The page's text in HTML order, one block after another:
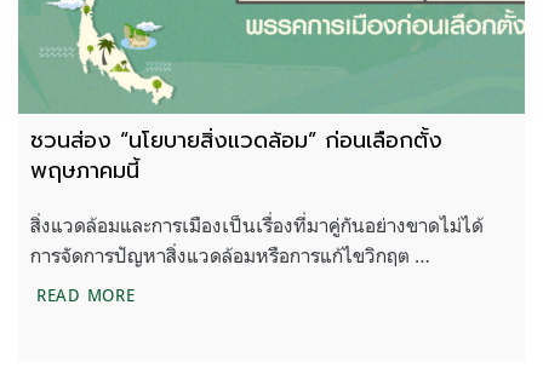
ชวนส่อง “นโยบายสิ่งแวดล้อม” ก่อนเลือกตั้ง
พฤษภาคมนี้
สิ่งแวดล้อมและการเมืองเป็นเรื่องที่มาคู่กันอย่างขาดไม่ได้
การจัดการปัญหาสิ่งแวดล้อมหรือการแก้ไขวิกฤต …
READ MOREชวนส่อง “นโยบายสิ่งแวดล้อม” ก่อนเลือกตั้งพฤษภาค